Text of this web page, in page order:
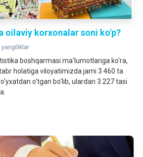
oilaviy korxonalar soni ko'p?
yangiliklar
boshqarmasi ma'lumotlariga ko'ra,
holatiga viloyatimizda jami 3 460 ta
o'tgan bo'lib, ulardan 3 227 tasi